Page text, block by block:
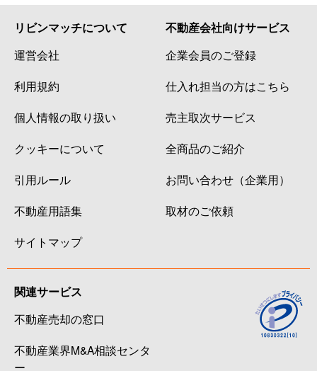
リビンマッチについて
運営会社
利用規約
個人情報の取り扱い
クッキーについて
引用ルール
不動産用語集
サイトマップ
不動産会社向けサービス
企業会員のご登録
仕入れ担当の方はこちら
売主取次サービス
全商品のご紹介
お問い合わせ（企業用）
取材のご依頼
関連サービス
不動産売却の窓口
不動産業界M&A相談センタ
ー